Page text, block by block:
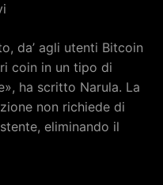
da’ agli utenti Bitcoin
coin in un tipo di
ha scritto Narula. La
non richiede di
eliminando il